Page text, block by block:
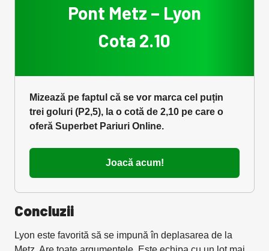
Pont Metz – Lyon
Cota 2.10
Mizează pe faptul că se vor marca cel puțin
trei goluri (P2,5), la o cotă de 2,10 pe care o
oferă Superbet Pariuri Online.
Joacă acum!
Concluzii
Lyon este favorită să se impună în deplasarea de la